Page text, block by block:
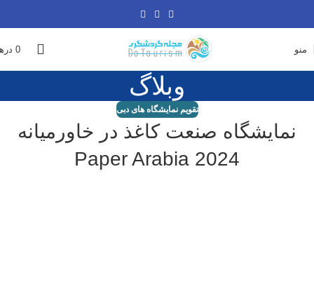
منو 0
وبلاگ
تقویم نمایشگاه های دبی
نمایشگاه صنعت کاغذ در خاورمیانه
Paper Arabia 2024